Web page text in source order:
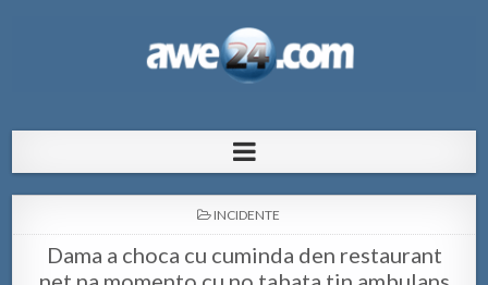
pa Aruba
POSTED
INCIDENTE
Dama a choca cu cuminda den restaurant